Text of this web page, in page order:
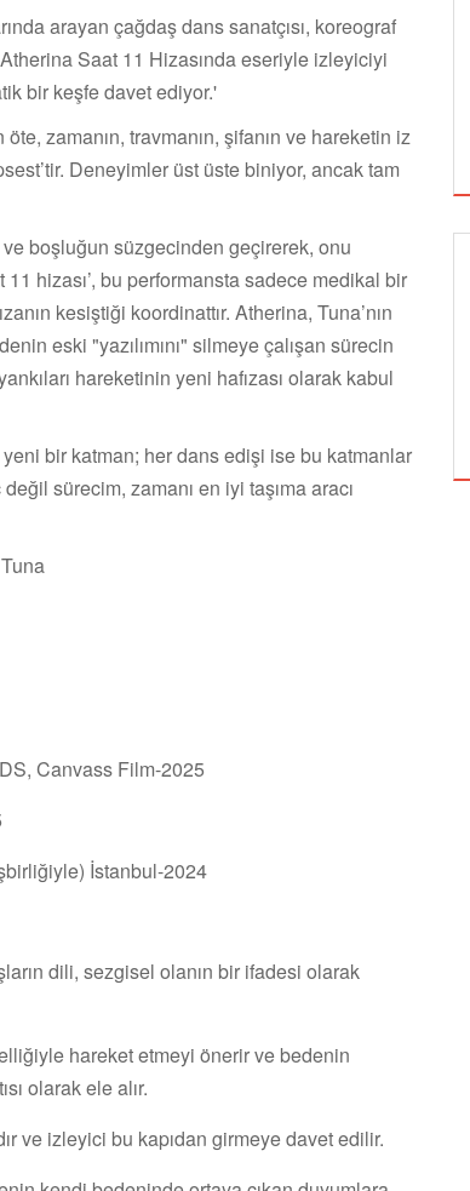
arayan çağdaş dans sanatçısı, koreograf
Saat 11 Hizasında eseriyle izleyiciyi
bir keşfe davet ediyor.'
zamanın, travmanın, şifanın ve hareketin iz
Deneyimler üst üste biniyor, ancak tam
ve boşluğun süzgecinden geçirerek, onu
hizası’, bu performansta sadece medikal bir
kesiştiği koordinattır. Atherina, Tuna’nın
eski "yazılımını" silmeye çalışan sürecin
hareketinin yeni hafızası olarak kabul
bir katman; her dans edişi ise bu katmanlar
sürecim, zamanı en iyi taşıma aracı
Canvass Film-2025
İstanbul-2024
dili, sezgisel olanın bir ifadesi olarak
hareket etmeyi önerir ve bedenin
olarak ele alır.
ve izleyici bu kapıdan girmeye davet edilir.
SİNEMA
ALTIN KOZA'NIN ONUR ÖDÜLLERİ FERZAN